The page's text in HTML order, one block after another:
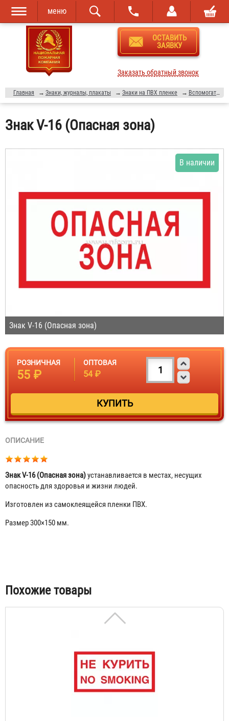
Перейти к
основному
содержанию
Skip to
navigation
меню
ОСТАВИТЬ
ЗАЯВКУ
Заказать обратный звонок
Главная → Знаки, журналы, плакаты → Знаки на ПВХ пленке → Вспомогательные плакаты
Знак V-16 (Опасная зона)
Знак V-16 (Опасная зона)
В наличии
РОЗНИЧНАЯ
55 ₽
ОПТОВАЯ
54 ₽
ОПИСАНИЕ
Знак V-16 (Опасная зона)устанавливается в местах, несущих
опасность для здоровья и жизни людей.
Изготовлен из самоклеящейся пленки ПВХ.
Размер 300×150 мм.
Табы
Похожие товары
Знак V-20 / В-05 (Не курить.No smoking)